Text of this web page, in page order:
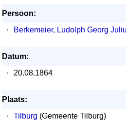
Persoon:
·
Berkemeier, Ludolph Georg
Datum:
·
20.08.1864
Plaats:
·
Tilburg (Gemeente Tilburg)